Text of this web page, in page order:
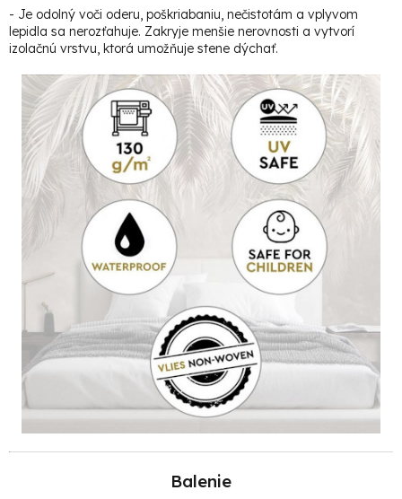
- Je odolný voči oderu, poškriabaniu, nečistotám a vplyvom
lepidla sa nerozťahuje. Zakryje menšie nerovnosti a vytvorí
izolačnú vrstvu, ktorá umožňuje stene dýchať.
Balenie